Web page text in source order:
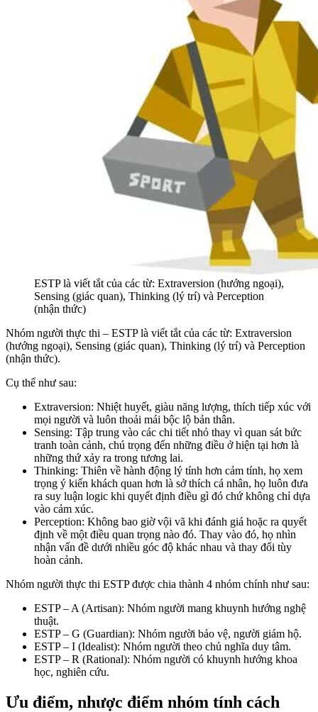
ESTP là viết tắt của các từ: Extraversion (hướng ngoại),
Sensing (giác quan), Thinking (lý trí) và Perception
(nhận thức)
Nhóm người thực thi – ESTP là viết tắt của các từ: Extraversion
(hướng ngoại), Sensing (giác quan), Thinking (lý trí) và Perception
(nhận thức).
Cụ thể như sau:
Extraversion: Nhiệt huyết, giàu năng lượng, thích tiếp xúc với
mọi người và luôn thoải mái bộc lộ bản thân.
Sensing: Tập trung vào các chi tiết nhỏ thay vì quan sát bức
tranh toàn cảnh, chú trọng đến những điều ở hiện tại hơn là
những thứ xảy ra trong tương lai.
Thinking: Thiên về hành động lý tính hơn cảm tính, họ xem
trọng ý kiến khách quan hơn là sở thích cá nhân, họ luôn đưa
ra suy luận logic khi quyết định điều gì đó chứ không chỉ dựa
vào cảm xúc.
Perception: Không bao giờ vội vã khi đánh giá hoặc ra quyết
định về một điều quan trọng nào đó. Thay vào đó, họ nhìn
nhận vấn đề dưới nhiều góc độ khác nhau và thay đổi tùy
hoàn cảnh.
Nhóm người thực thi ESTP được chia thành 4 nhóm chính như sau:
ESTP – A (Artisan): Nhóm người mang khuynh hướng nghệ
thuật.
ESTP – G (Guardian): Nhóm người bảo vệ, người giám hộ.
ESTP – I (Idealist): Nhóm người theo chủ nghĩa duy tâm.
ESTP – R (Rational): Nhóm người có khuynh hướng khoa
học, nghiên cứu.
Ưu điểm, nhược điểm nhóm tính cách